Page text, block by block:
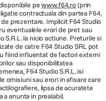
pewww.f64.ro(prin
contractuala din partea F64,
prezentare. Implicit F64 Studio
eventualele erori de pret sau
S.R.L. la nicio actiune. Preturile si
de catre F64 Studio SRL pot
fiind influentat de factori externi
sau disponibilitatea
F64 Studio S.R.L. isi
omisiuni sau erori in afisare care
lipsa de acuratete
anunta in prealabil.